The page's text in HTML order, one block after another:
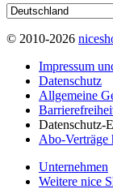
© 2010-2026
Impressum
Datenschutz
Allgemeine
Datenschutz-
Abo-Verträge
Unternehmen
Weitere nice